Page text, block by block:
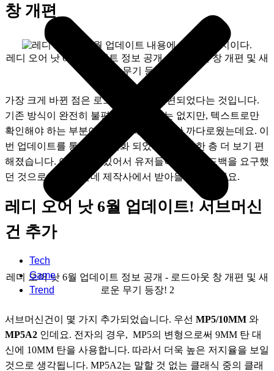
Tech
Game
Trend
창 개편
레디 오어 낫 6월 업데이트 정보 공개 - 로드아웃 창 개편 및 새
로운 무기 등장! 1
가장 크게 바뀐 점은 로드아웃 창이 개편되었다는 것입니다.
기존 방식이 완전히 불편했다고 볼 수는 없지만, 텍스트로만
확인해야 하는 부분이 있었기 때문에 약간 까다로웠는데요. 이
번 업데이트를 통해서 도식화 되었기 때문에 한 층 더 보기 편
해졌습니다. 이 부분에 있어서 유저들이 개선 피드백을 요구했
던 것으로 알고 있는데 제작사에서 받아들인 것 같네요.
레디 오어 낫 6월 업데이트! 서브머신
건 추가
레디 오어 낫 6월 업데이트 정보 공개 - 로드아웃 창 개편 및 새
로운 무기 등장! 2
서브머신건이 몇 가지 추가되었습니다. 우선 MP5/10MM
MP5A2 인데요. 전자의 경우,  MP5의 변형으로써 9MM 탄 대
신에 10MM 탄을 사용합니다. 따라서 더욱 높은 저지율을 보일
것으로 생각됩니다. MP5A2는 말할 것 없는 클래식 중의 클래